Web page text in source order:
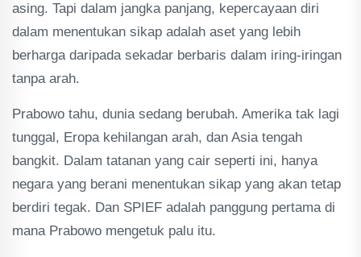
asing. Tapi dalam jangka panjang, kepercayaan diri
dalam menentukan sikap adalah aset yang lebih
berharga daripada sekadar berbaris dalam iring-iringan
tanpa arah.
Prabowo tahu, dunia sedang berubah. Amerika tak lagi
tunggal, Eropa kehilangan arah, dan Asia tengah
bangkit. Dalam tatanan yang cair seperti ini, hanya
negara yang berani menentukan sikap yang akan tetap
berdiri tegak. Dan SPIEF adalah panggung pertama di
mana Prabowo mengetuk palu itu.